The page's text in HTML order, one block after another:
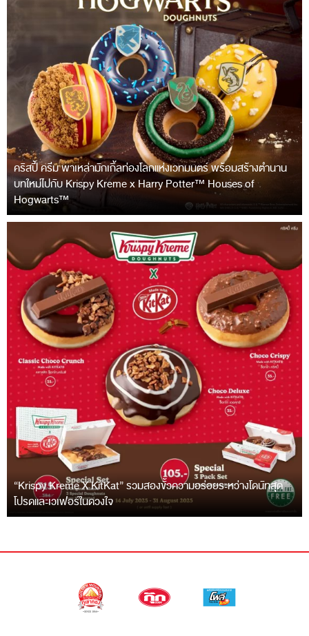
คริสปี้ ครีม พาเหล่ามักเกิ้ลท่องโลกแห่งเวทมนตร์ พร้อมสร้างตำนาน
บทใหม่ไปกับ Krispy Kreme x Harry Potter™ Houses of
Hogwarts™
“Krispy Kreme X KitKat” รวมสองขั้วความอร่อยระหว่างโดนัทสุด
โปรดและเวเฟอร์ในดวงใจ